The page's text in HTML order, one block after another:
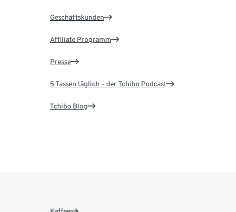
Geschäftskunden
Affiliate Programm
Presse
5 Tassen täglich – der Tchibo Podcast
Tchibo Blog